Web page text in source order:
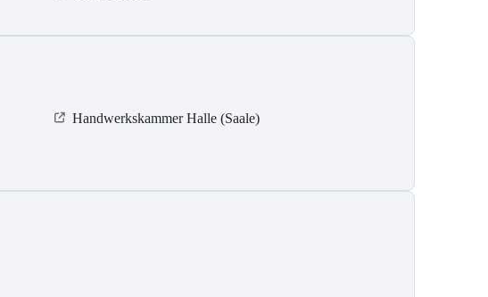
Handwerkskammer Halle (Saale)